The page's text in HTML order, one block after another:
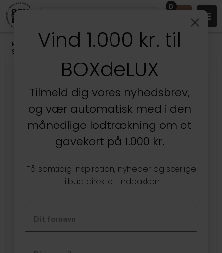
0
Produkter /Badeværelset Badeværelsesopbevaring/
SmykkeopbevaringVind 1.000 kr. til
BOXdeLUX
Tilmeld dig vores nyhedsbrev,
og vær automatisk med i den
månedlige lodtrækning om et
gavekort på 1.000 kr.
Få samtidig inspiration, nyheder og særlige
tilbud direkte i indbakken.